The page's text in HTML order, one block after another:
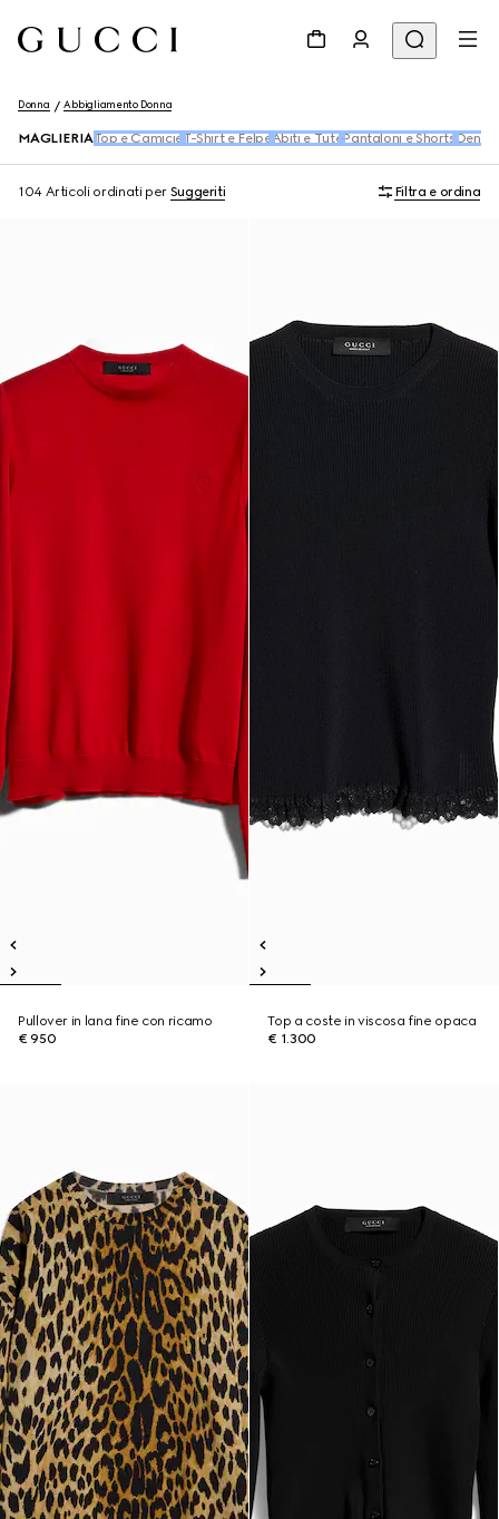
Donna Abbigliamento Donna
MAGLIERIATop e Camicie T-Shirt e Felpe Abiti e TutePantaloni e Shorts Denim
104 Articoli ordinati per Suggeriti Filtra e ordina
Pullover in lana fine con ricamo
€ 950
Top a coste in viscosa fine opaca
€ 1.300